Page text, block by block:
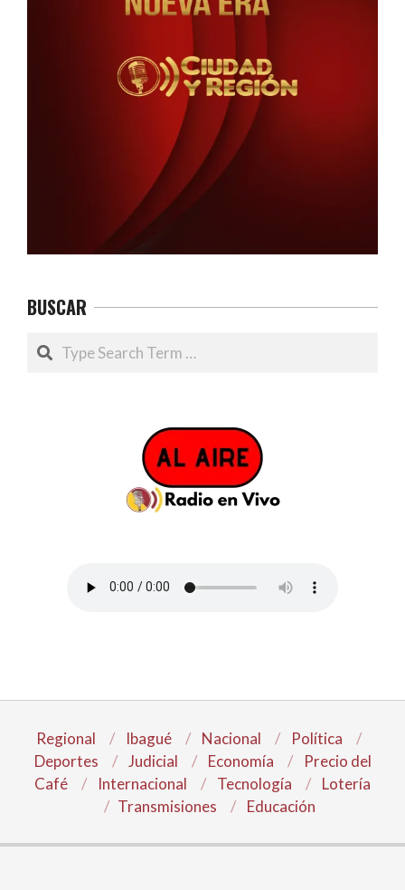
BUSCAR
Search
Regional Ibagué Nacional
Política
Deportes
Judicial Economía
Precio del
Café
Internacional Tecnología
Lotería
Transmisiones
Educación